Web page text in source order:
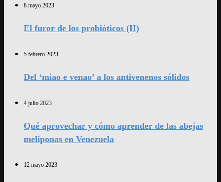
8 mayo 2023
El furor de los probióticos (II)
5 febrero 2023
Del ‘miao e venao’ a los antivenenos sólidos
4 julio 2023
Qué aprovechar y cómo aprender de las abejas
meliponas en Venezuela
12 mayo 2023